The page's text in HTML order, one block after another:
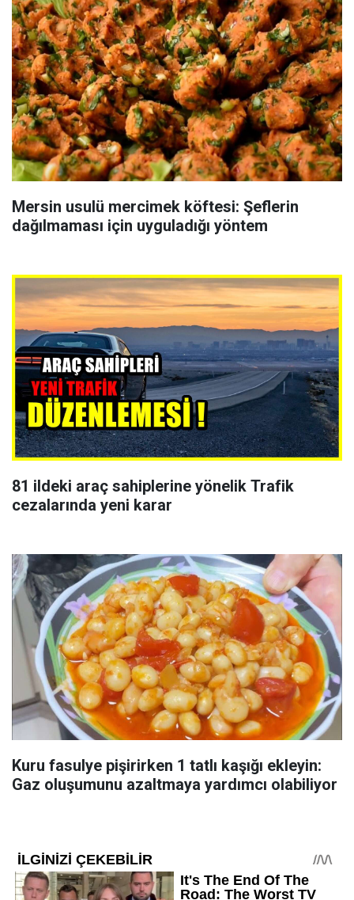
Mersin usulü mercimek köftesi: Şeflerin
dağılmaması için uyguladığı yöntem
81 ildeki araç sahiplerine yönelik Trafik
cezalarında yeni karar
Kuru fasulye pişirirken 1 tatlı kaşığı ekleyin:
Gaz oluşumunu azaltmaya yardımcı olabiliyor